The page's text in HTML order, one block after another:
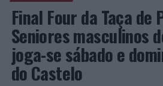
Final Four da Taça de
Seniores masculinos
joga-se sábado e
do Castelo